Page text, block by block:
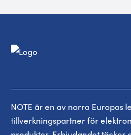
NOTE är en av norra Europas
tillverkningspartner för